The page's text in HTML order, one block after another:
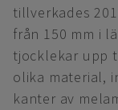
tillverkades
från 150 mm i
tjocklekar upp
olika material,
kanter av